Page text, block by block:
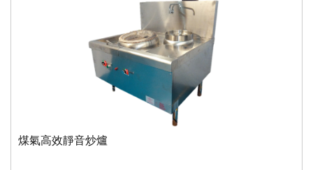
煤氣高效靜音炒爐